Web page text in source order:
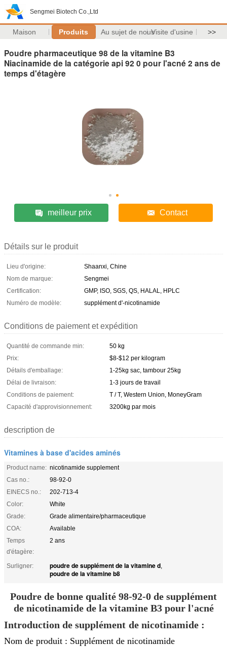
Sengmei Biotech Co.,Ltd
Maison Produits Au sujet de nousVisite d'usine >>
Poudre pharmaceutique 98 de la vitamine B3
Niacinamide de la catégorie api 92 0 pour l'acné 2 ans de
temps d'étagère
meilleur prix Contact
Détails sur le produit
Lieu d'origine:
Shaanxi, Chine
Nom de marque:
Sengmei
Certification:
GMP, ISO, SGS, QS, HALAL, HPLC
Numéro de modèle:
supplément d'-nicotinamide
Conditions de paiement et expédition
Quantité de commande min:
50 kg
Prix:
$8-$12 per kilogram
Détails d'emballage:
1-25kg sac, tambour 25kg
Délai de livraison:
1-3 jours de travail
Conditions de paiement:
T / T, Western Union, MoneyGram
Capacité d'approvisionnement:
3200kg par mois
description de
Vitamines à base d'acides aminés
Product name: nicotinamide supplement
Cas no.:
98-92-0
EINECS no.:
202-713-4
Color:
White
Grade:
Grade alimentaire/pharmaceutique
COA:
Available
Temps
d'étagère:
2 ans
Surligner: poudre de supplément de la vitamine d,
poudre de la vitamine b8
Poudre de bonne qualité 98-92-0 de supplément
de nicotinamide de la vitamine B3 pour l'acné
Introduction de supplément de nicotinamide :
Nom de produit : Supplément de nicotinamide